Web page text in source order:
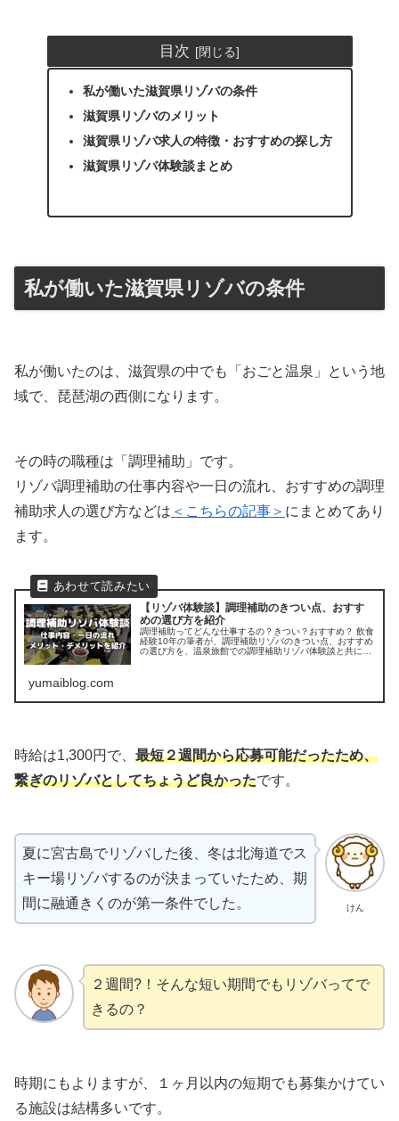
目次
私が働いた滋賀県リゾバの条件
滋賀県リゾバのメリット
滋賀県リゾバ求人の特徴・おすすめの探し方
滋賀県リゾバ体験談まとめ
私が働いた滋賀県リゾバの条件
私が働いたのは、滋賀県の中でも「おごと温泉」という地
域で、琵琶湖の西側になります。
その時の職種は「調理補助」です。
リゾバ調理補助の仕事内容や一日の流れ、おすすめの調理
補助求人の選び方などは ＜こちらの記事＞ にまとめてあり
ます。
【リゾバ体験談】調理補助のきつい点、おすす
めの選び方を紹介
調理補助ってどんな仕事するの？きつい？おすすめ？ 飲食
経験10年の筆者が、調理補助リゾバのきつい点、おすすめ
の選び方を、温泉旅館での調理補助リゾバ体験談と共に詳
yumaiblog.com
時給は1,300円で、 最短２週間から応募可能だったため、
繋ぎのリゾバとしてちょうど良かったです。
けん
夏に宮古島でリゾバした後、冬は北海道でス
キー場リゾバするのが決まっていたため、期
間に融通きくのが第一条件でした。
２週間?！そんな短い期間でもリゾバってで
きるの？
時期にもよりますが、１ヶ月以内の短期でも募集かけてい
る施設は結構多いです。